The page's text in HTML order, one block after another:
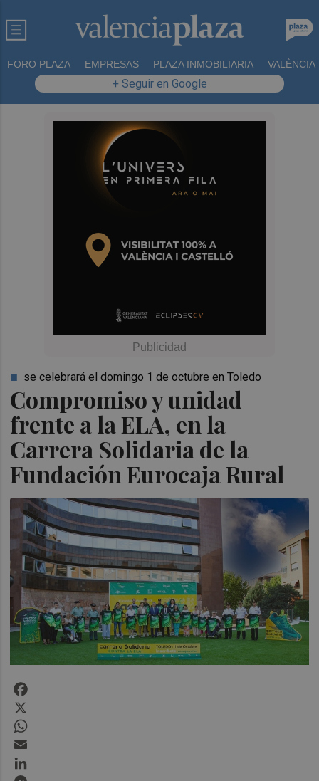
FORO PLAZA EMPRESAS PLAZA INMOBILIARIA VALÈNCIA
+ Seguir en Google
Compromiso y unidad
frente a la ELA, en la
Carrera Solidaria de la
Fundación Eurocaja Rural
se celebrará el domingo 1 de octubre en Toledo